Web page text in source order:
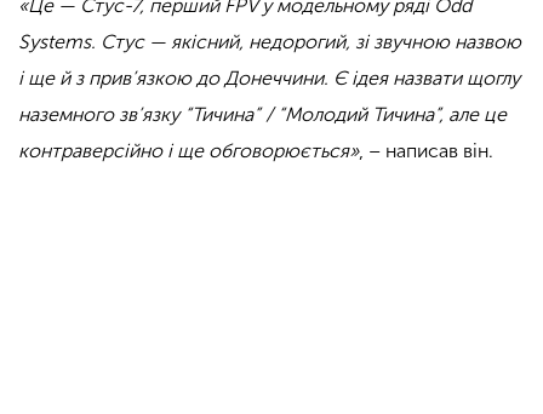
«Це — Стус-7, перший FPV у модельному ряді Odd
Systems. Стус — якісний, недорогий, зі звучною назвою
і ще й з прив’язкою до Донеччини. Є ідея назвати щоглу
наземного зв’язку “Тичина” / “Молодий Тичина”, але це
контраверсійно і ще обговорюється», – написав він.